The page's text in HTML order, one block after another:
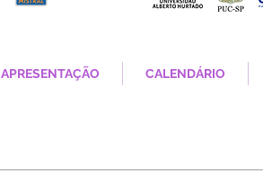
APRESENTAÇÃO CALENDÁRIO